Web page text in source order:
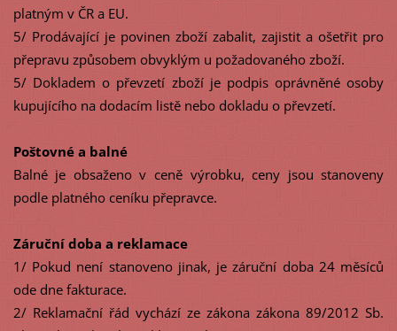
platným v ČR a EU.
5/ Prodávající je povinen zboží zabalit, zajistit a ošetřit pro
přepravu způsobem obvyklým u požadovaného zboží.
5/ Dokladem o převzetí zboží je podpis oprávněné osoby
kupujícího na dodacím listě nebo dokladu o převzetí.
Poštovné a balné
Balné je obsaženo v ceně výrobku, ceny jsou stanoveny
podle platného ceníku přepravce.
Záruční doba a reklamace
1/ Pokud není stanoveno jinak, je záruční doba 24 měsíců
ode dne fakturace.
2/ Reklamační řád vychází ze zákona zákona 89/2012 Sb.